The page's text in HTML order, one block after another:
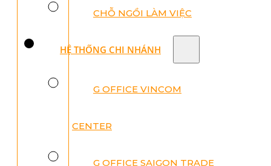
CHỖ NGỒI LÀM VIỆC
HỆ THỐNG CHI NHÁNH
G OFFICE VINCOM
CENTER
G OFFICE SAIGON TRADE